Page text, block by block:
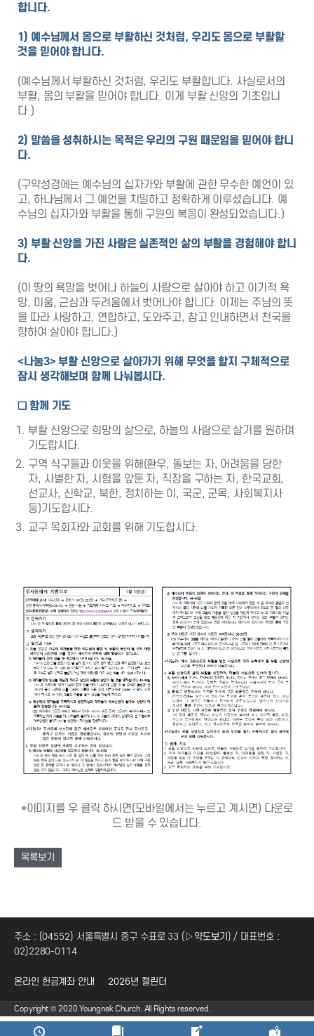
합니다.
1) 예수님께서 몸으로 부활하신 것처럼, 우리도 몸으로 부활할
것을 믿어야 합니다.
(예수님께서 부활하신 것처럼, 우리도 부활합니다. 사실로서의
부활, 몸의 부활을 믿어야 합니다. 이게 부활 신앙의 기초입니
다.)
2) 말씀을 성취하시는 목적은 우리의 구원 때문임을 믿어야 합니
다.
(구약성경에는 예수님의 십자가와 부활에 관한 무수한 예언이 있
고, 하나님께서 그 예언을 치밀하고 정확하게 이루셨습니다. 예
수님의 십자가와 부활을 통해 구원의 복음이 완성되었습니다.)
3) 부활 신앙을 가진 사람은 실존적인 삶의 부활을 경험해야 합니
다.
(이 땅의 욕망을 벗어나 하늘의 사람으로 살아야 하고 이기적 욕
망, 미움, 근심과 두려움에서 벗어나야 합니다. 이제는 주님의 뜻
을 따라 사랑하고, 연합하고, 도와주고, 참고 인내하면서 천국을
향하여 살아야 합니다.)
<나눔3> 부활 신앙으로 살아가기 위해 무엇을 할지 구체적으로
잠시 생각해보며 함께 나눠봅시다.
❑함께 기도
부활 신앙으로 희망의 삶으로, 하늘의 사람으로 살기를 원하며
기도합시다.
구역 식구들과 이웃을 위해(환우, 돌보는 자, 어려움을 당한
자, 사별한 자, 시험을 앞둔 자, 직장을 구하는 자, 한국교회,
선교사, 신학교, 북한, 정치하는 이, 국군, 군목, 사회복지사
등)기도합시다.
교구 목회자와 교회를 위해 기도합시다.
*이미지를 우 클릭 하시면(모바일에서는 누르고 계시면) 다운로
드 받을 수 있습니다.
목록보기
주소 : (04552) 서울특별시 중구 수표로 33 (▷약도보기 ) / 대표번호 :
02)2280-0114
온라인 헌금계좌 안내 2026년 캘린더
Copyright © 2020 Youngnak Church. All Rights reserved.